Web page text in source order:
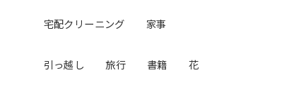
宅配クリーニング 家事
引っ越し 旅行 書籍 花